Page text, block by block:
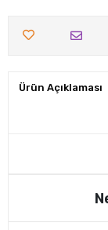
Ürün Açıklaması